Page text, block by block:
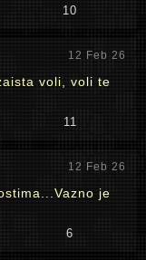
10
12 Feb 26
voli, voli te
11
12 Feb 26
je
6